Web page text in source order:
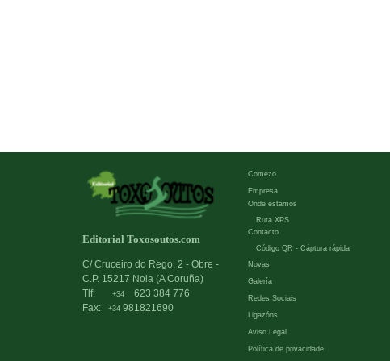
Editorial Toxosoutos.com
C/ Cruceiro do Rego, 2 - Obre -
C.P. 15217 Noia (A Coruña)
Tlf:
+34
623 384 776
Fax:
+34 981821690
Comezo
Empresa
Onde estamos
Ruta XPS
Contacto
Código QR - Cáptura rápida
Novas
Galería
Redes Sociais
Ligazóns
Aviso Legal
Política de privacidade